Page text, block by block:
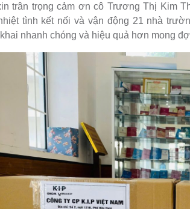
trân trọng cảm ơn cô Trương Thị Kim
tình kết nối và vận động 21 nhà
nhanh chóng và hiệu quả hơn mong